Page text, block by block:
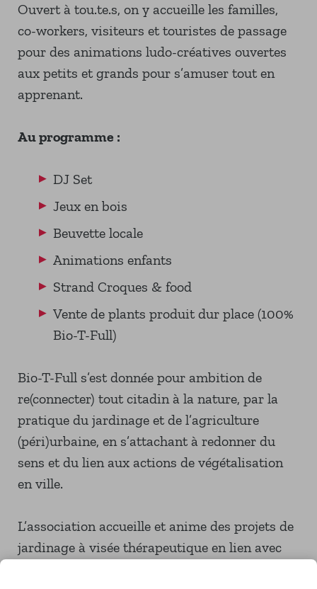
Ouvert à tou.te.s, on y accueille les familles,
co-workers, visiteurs et touristes de passage
pour des animations ludo-créatives ouvertes
aux petits et grands pour s’amuser tout en
apprenant.
Au programme :
DJ Set
Jeux en bois
Beuvette locale
Animations enfants
Strand Croques & food
Vente de plants produit dur place (100%
Bio-T-Full)
Bio-T-Full s’est donnée pour ambition de
re(connecter) tout citadin à la nature, par la
pratique du jardinage et de l’agriculture
(péri)urbaine, en s’attachant à redonner du
sens et du lien aux actions de végétalisation
en ville.
L’association accueille et anime des projets de
jardinage à visée thérapeutique en lien avec